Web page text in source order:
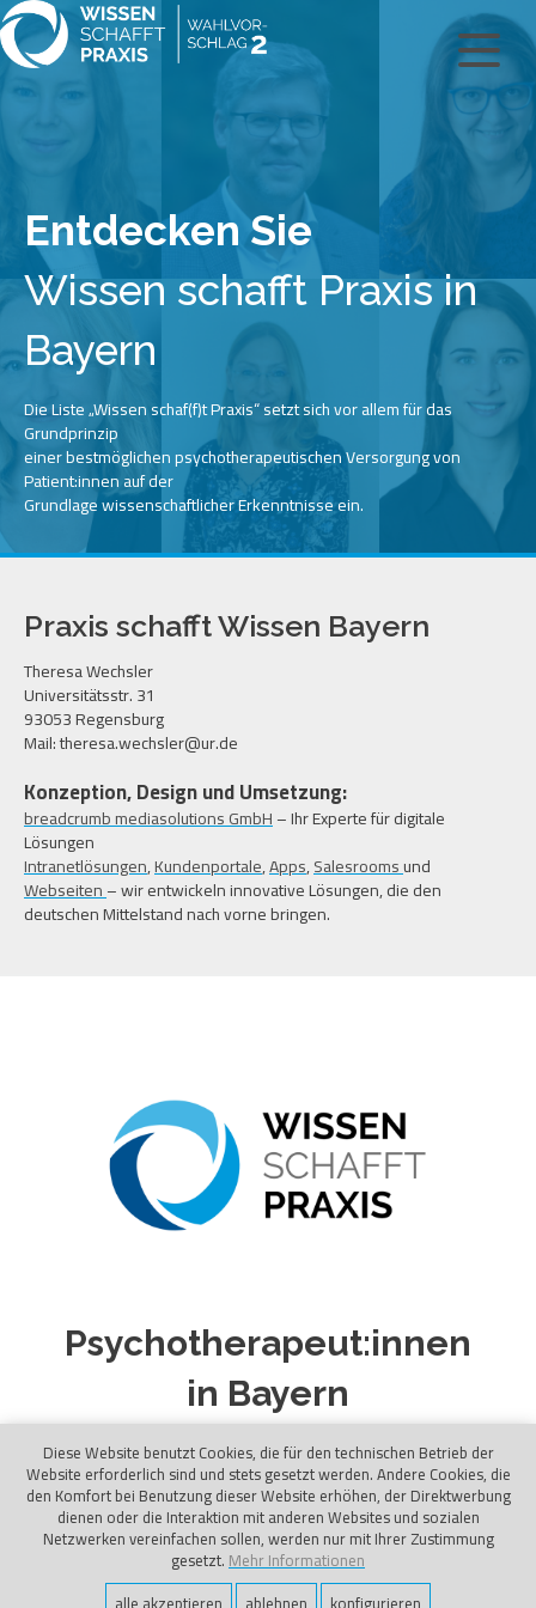
Diese Website benutzt Cookies, die für den technischen Betrieb der
Website erforderlich sind und stets gesetzt werden. Andere Cookies, die
den Komfort bei Benutzung dieser Website erhöhen, der Direktwerbung
dienen oder die Interaktion mit anderen Websites und sozialen
Netzwerken vereinfachen sollen, werden nur mit Ihrer Zustimmung
gesetzt.Mehr Informationen
Entdecken Sie
Wissen schafft Praxis in
Bayern
Die Liste „Wissen schaf(f)t Praxis“ setzt sich vor allem für das
Grundprinzip
einer bestmöglichen psychotherapeutischen Versorgung von
Patient:innen auf der
Grundlage wissenschaftlicher Erkenntnisse ein.
Praxis schafft Wissen Bayern
Theresa Wechsler
Universitätsstr. 31
93053 Regensburg
Mail: theresa.wechsler@ur.de
Konzeption, Design und Umsetzung:
breadcrumb mediasolutions GmbH– Ihr Experte für digitale
Lösungen
Intranetlösungen,Kundenportale,Apps,Salesroomsund
Webseiten– wir entwickeln innovative Lösungen, die den
deutschen Mittelstand nach vorne bringen.
Psychotherapeut:innen
in Bayern
Copyright © 2022. Alle Rechte vorbehalten.